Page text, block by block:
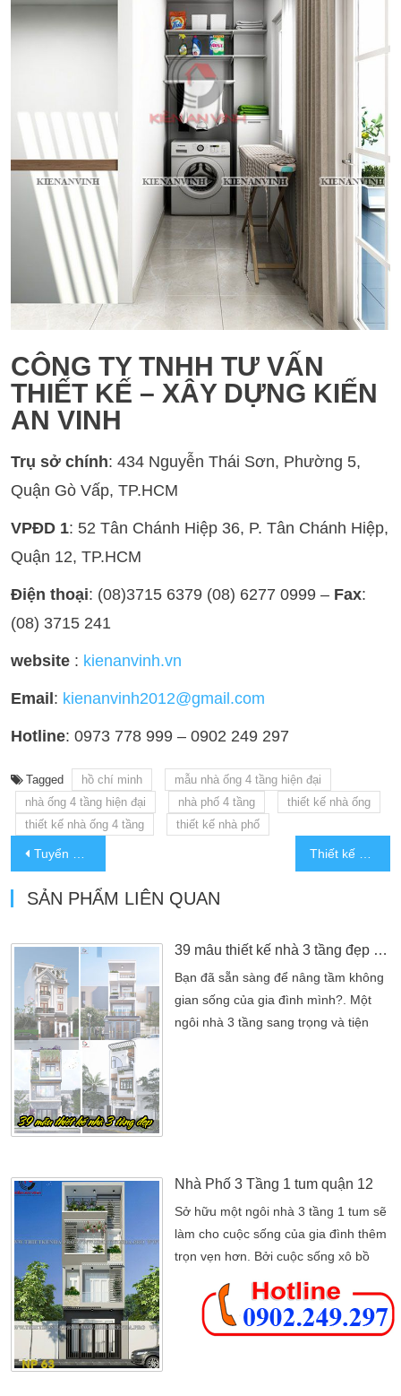
CÔNG TY TNHH TƯ VẤN
THIẾT KẾ – XÂY DỰNG KIẾN
AN VINH
Trụ sở chính: 434 Nguyễn Thái Sơn, Phường 5,
Quận Gò Vấp, TP.HCM
VPĐD 1: 52 Tân Chánh Hiệp 36, P. Tân Chánh Hiệp,
Quận 12, TP.HCM
Điện thoại: (08)3715 6379 (08) 6277 0999 – Fax:
(08) 3715 241
website : kienanvinh.vn
Email: kienanvinh2012@gmail.com
Hotline: 0973 778 999 – 0902 249 297
Tagged hồ chí minh
mẫu nhà ống 4 tầng hiện đại
nhà ống 4 tầng hiện đại
nhà phố 4 tầng
thiết kế nhà ống
thiết kế nhà ống 4 tầng
thiết kế nhà phố
Tuyển dụng
SẢN PHẨM LIÊN QUAN
39 mẫu thiết kế nhà 3 tầng đẹp kiến tạo không gian sống không thể bỏ lỡ
Bạn đã sẵn sàng để nâng tầm không
gian sống của gia đình mình?. Một
ngôi nhà 3 tầng sang trọng và tiện
ưu hóa […]
Nhà Phố 3 Tầng 1 tum quận 12
Sở hữu một ngôi nhà 3 tầng 1 tum sẽ
làm cho cuộc sống của gia đình thêm
trọn vẹn hơn. Bởi cuộc sống xô bồ
hàng ngày khiến bạn trở nên mệt
mỏi. Và muốn có một chốn thư giãn
yên tĩnh thì việc biến không gian sống